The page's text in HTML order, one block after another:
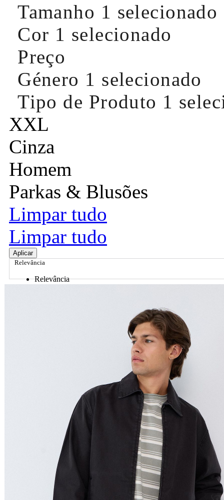
Tamanho 1 selecionado
Cor 1 selecionado
Preço
Género 1 selecionado
Tipo de Produto 1
XXL
Cinza
Homem
Parkas & Blusões
Limpar tudo
Limpar tudo
Aplicar
Relevância
Relevância
Nome do Produto A - Z
Nome do Produto Z - A